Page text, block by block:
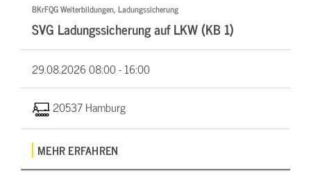
BKrFQG Weiterbildungen, Ladungssicherung
SVG Ladungssicherung auf LKW (KB 1)
29.08.202608:00 - 16:00
20537 Hamburg
MEHR ERFAHREN